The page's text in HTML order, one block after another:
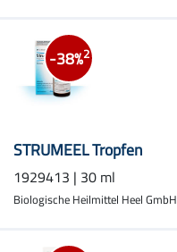
-38%2
STRUMEEL Tropfen
1929413 | 30 ml
Biologische Heilmittel Heel GmbH